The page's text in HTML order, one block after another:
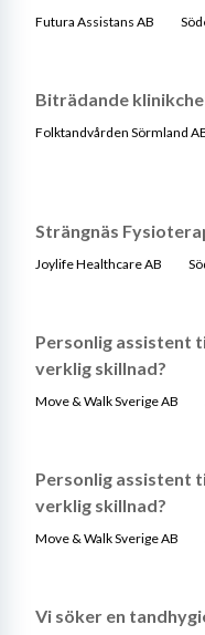
Futura Assistans AB
Biträdande
Folktandvården Sörmland
Strängnäs
Joylife Healthcare AB
Personlig assistent
verklig skillnad?
Move & Walk Sverige AB
Personlig assistent
verklig skillnad?
Move & Walk Sverige AB
Vi söker en